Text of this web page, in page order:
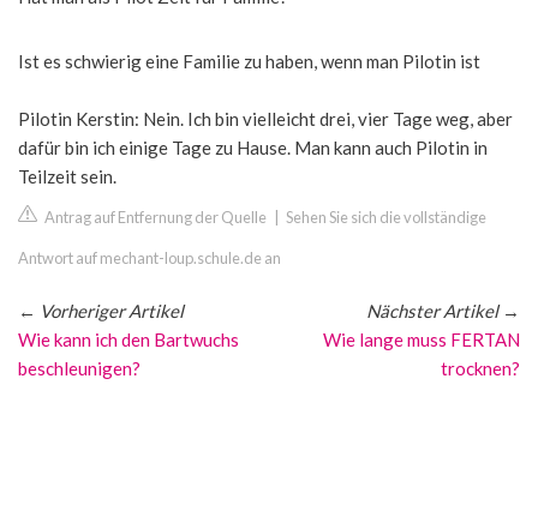
Ist es schwierig eine Familie zu haben, wenn man Pilotin ist
Pilotin Kerstin: Nein. Ich bin vielleicht drei, vier Tage weg, aber
dafür bin ich einige Tage zu Hause. Man kann auch Pilotin in
Teilzeit sein.
Antrag auf Entfernung der Quelle Sehen Sie sich die vollständige
Antwort auf mechant-loup.schule.de an
← Vorheriger Artikel
Wie kann ich den Bartwuchs
beschleunigen?
Nächster Artikel→
Wie lange muss FERTAN
trocknen?